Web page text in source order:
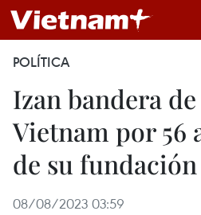
POLÍTICA
Izan bandera de
Vietnam por 56
de su fundación
08/08/2023 03:59